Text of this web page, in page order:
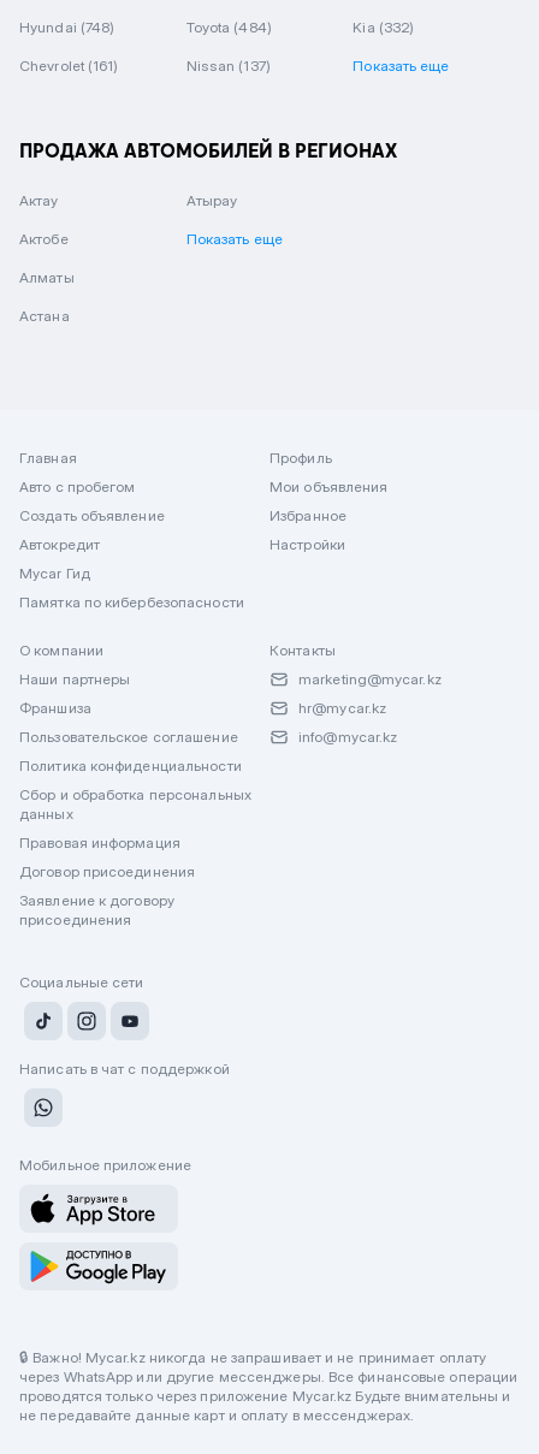
Hyundai (748) Toyota (484) Kia (332)
Chevrolet (161) Nissan (137) Показать еще
ПРОДАЖА АВТОМОБИЛЕЙ В РЕГИОНАХ
Актау
Актобе
Алматы
Астана
Атырау
Показать еще
Главная
Авто с пробегом
Создать объявление
Автокредит
Mycar Гид
Памятка по кибербезопасности
Профиль
Мои объявления
Избранное
Настройки
О компании
Наши партнеры
Франшиза
Пользовательское соглашение
Политика конфиденциальности
Сбор и обработка персональных
данных
Правовая информация
Договор присоединения
Заявление к договору
присоединения
Контакты
marketing@mycar.kz
hr@mycar.kz
info@mycar.kz
Социальные сети
Написать в чат с поддержкой
Мобильное приложение
🔒 Важно! Mycar.kz никогда не запрашивает и не принимает оплату
через WhatsApp или другие мессенджеры. Все финансовые операции
проводятся только через приложение Mycar.kz Будьте внимательны и
не передавайте данные карт и оплату в мессенджерах.